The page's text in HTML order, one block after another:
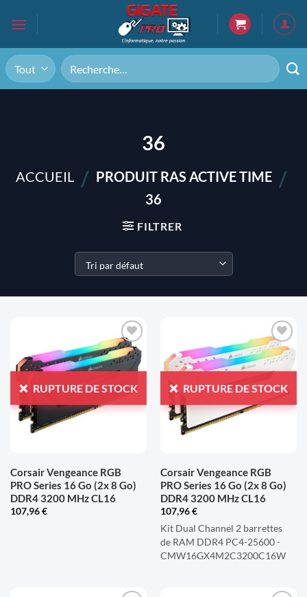
Recherche
pour :
36
ACCUEIL / PRODUIT RAS ACTIVE TIME /
36
FILTRER
AJOUTER
À LA
D'ENVIES
RUPTURE DE STOCK
Corsair Vengeance RGB
PRO Series 16 Go (2x 8 Go)
DDR4 3200 MHz CL16
107,96€
AJOUTER
À LA
D'ENVIES
RUPTURE DE STOCK
Corsair Vengeance RGB
PRO Series 16 Go (2x 8 Go)
DDR4 3200 MHz CL16
107,96€
Kit Dual Channel 2 barrettes
de RAM DDR4 PC4-25600 -
CMW16GX4M2C3200C16W